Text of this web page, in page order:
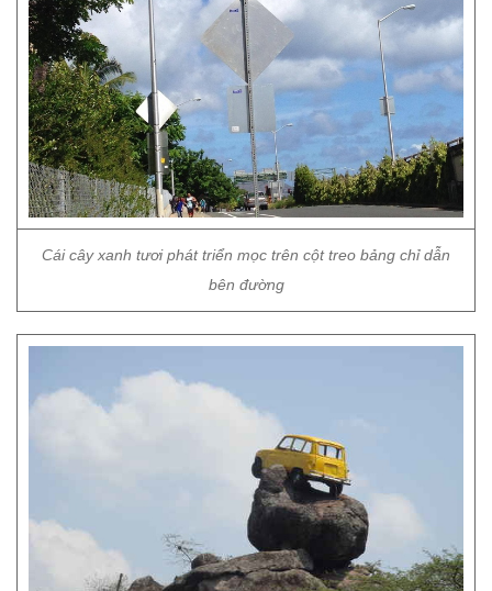
Cái cây xanh tươi phát triển mọc trên cột treo bảng chỉ dẫn
bên đường